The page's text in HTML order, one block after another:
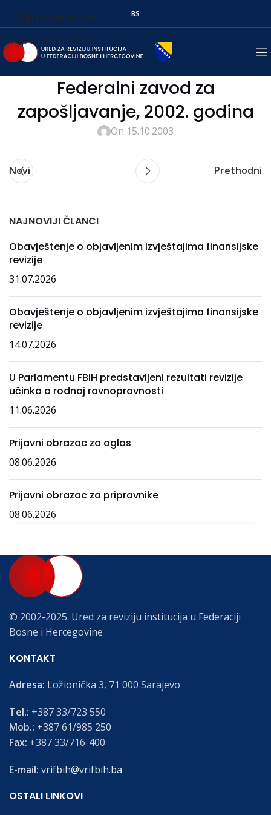
Skip to navigation
Skip to main content
BS
Federalni zavod za
zapošljavanje, 2002. godina
On 15.10.2003
Novi Prethodni
NAJNOVIJI ČLANCI
Obavještenje o objavljenim izvještajima finansijske
revizije
31.07.2026
Obavještenje o objavljenim izvještajima finansijske
revizije
14.07.2026
U Parlamentu FBiH predstavljeni rezultati revizije
učinka o rodnoj ravnopravnosti
11.06.2026
Prijavni obrazac za oglas
08.06.2026
Prijavni obrazac za pripravnike
08.06.2026
© 2002-2025. Ured za reviziju institucija u Federaciji
Bosne i Hercegovine
KONTAKT
Adresa: Ložionička 3, 71 000 Sarajevo
Tel.: +387 33/723 550
Mob.: +387 61/985 250
Fax: +387 33/716-400
E-mail: vrifbih@vrifbih.ba
OSTALI LINKOVI